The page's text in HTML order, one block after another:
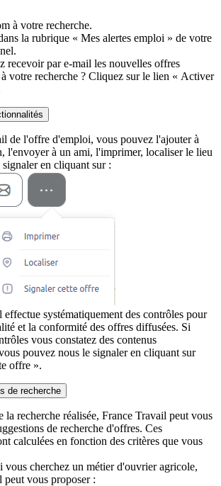
à votre recherche.
la rubrique « Mes alertes emploi » de votre
recevoir par e-mail les nouvelles offres
votre recherche ? Cliquez sur le lien « Activer
de l'offre d'emploi, vous pouvez l'ajouter à
l'envoyer à un ami, l'imprimer, localiser le lieu
en cliquant sur :
effectue systématiquement des contrôles pour
et la conformité des offres diffusées. Si
vous constatez des contenus
pouvez nous le signaler en cliquant sur
offre ».
de recherche
la recherche réalisée, France Travail peut vous
de recherche d'offres. Ces
calculées en fonction des critères que vous
vous cherchez un métier d'ouvrier agricole,
peut vous proposer :